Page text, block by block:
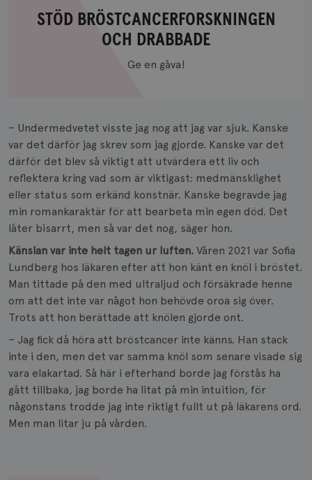
Stöd
bröstcancerforskningen
STÖD BRÖSTCANCERFORSKNINGEN
OCH DRABBADE
Ge en gåva!
– Undermedvetet visste jag nog att jag var sjuk. Kanske
var det därför jag skrev som jag gjorde. Kanske var det
därför det blev så viktigt att utvärdera ett liv och
reflektera kring vad som är viktigast: medmänsklighet
eller status som erkänd konstnär. Kanske begravde jag
min romankaraktär för att bearbeta min egen död. Det
låter bisarrt, men så var det nog, säger hon.
Känslan var inte helt tagen ur luften. Våren 2021 var Sofia
Lundberg hos läkaren efter att hon känt en knöl i bröstet.
Man tittade på den med ultraljud och försäkrade henne
om att det inte var något hon behövde oroa sig över.
Trots att hon berättade att knölen gjorde ont.
– Jag fick då höra att bröstcancer inte känns. Han stack
inte i den, men det var samma knöl som senare visade sig
vara elakartad. Så här i efterhand borde jag förstås ha
gått tillbaka, jag borde ha litat på min intuition, för
någonstans trodde jag inte riktigt fullt ut på läkarens ord.
Men man litar ju på vården.